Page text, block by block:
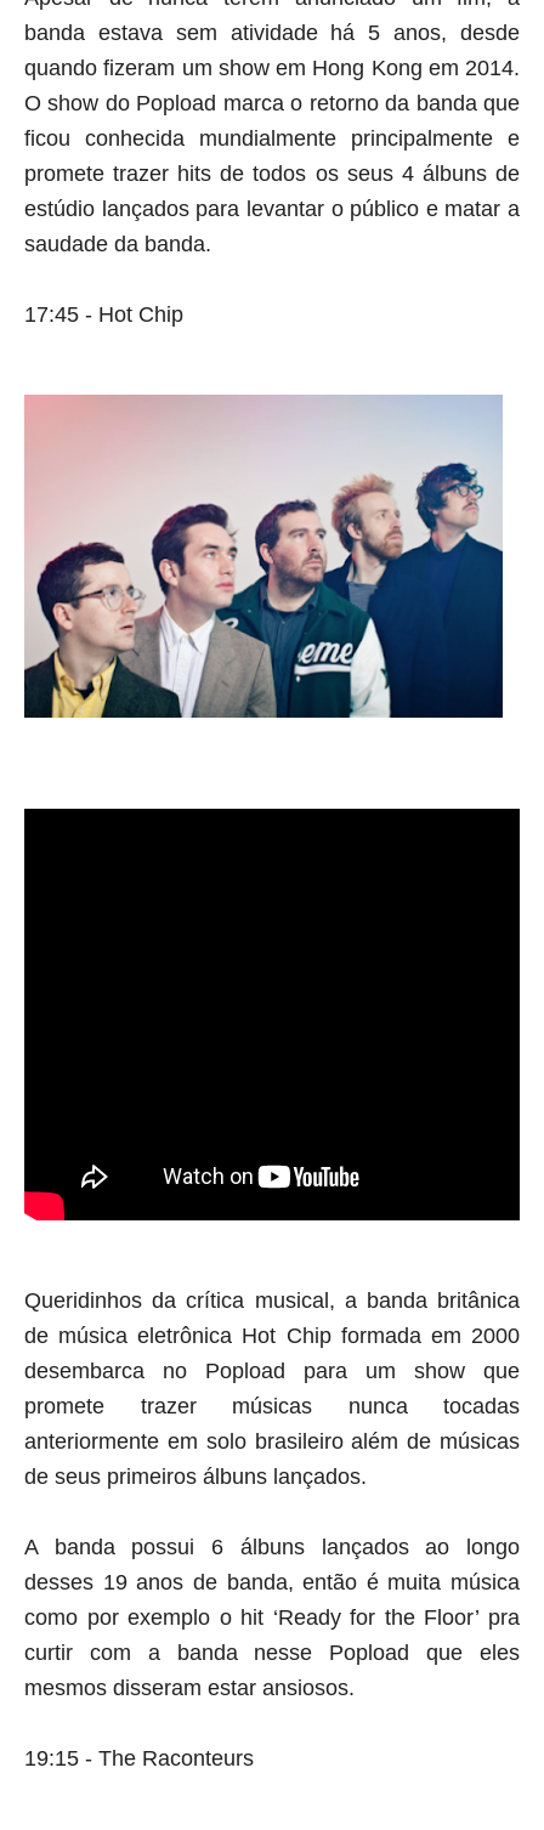
banda estava sem atividade há 5 anos, desde
quando fizeram um show em Hong Kong em 2014.
O show do Popload marca o retorno da banda que
ficou conhecida mundialmente principalmente e
promete trazer hits de todos os seus 4 álbuns de
estúdio lançados para levantar o público e matar a
saudade da banda.
17:45 - Hot Chip
Queridinhos da crítica musical, a banda britânica
de música eletrônica Hot Chip formada em 2000
desembarca no Popload para um show que
promete trazer músicas nunca tocadas
anteriormente em solo brasileiro além de músicas
de seus primeiros álbuns lançados.
A banda possui 6 álbuns lançados ao longo
desses 19 anos de banda, então é muita música
como por exemplo o hit ‘Ready for the Floor’ pra
curtir com a banda nesse Popload que eles
mesmos disseram estar ansiosos.
19:15 - The Raconteurs